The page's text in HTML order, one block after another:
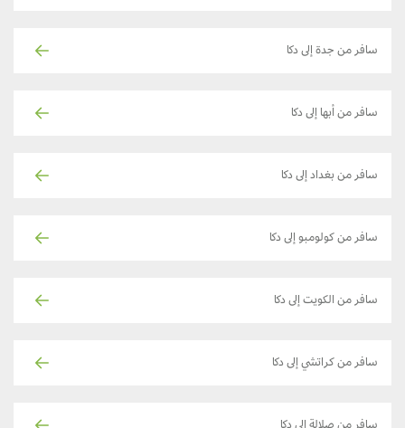
سافر من جدة إلى دكا
سافر من أبها إلى دكا
سافر من بغداد إلى دكا
سافر من كولومبو إلى دكا
سافر من الكويت إلى دكا
سافر من كراتشي إلى دكا